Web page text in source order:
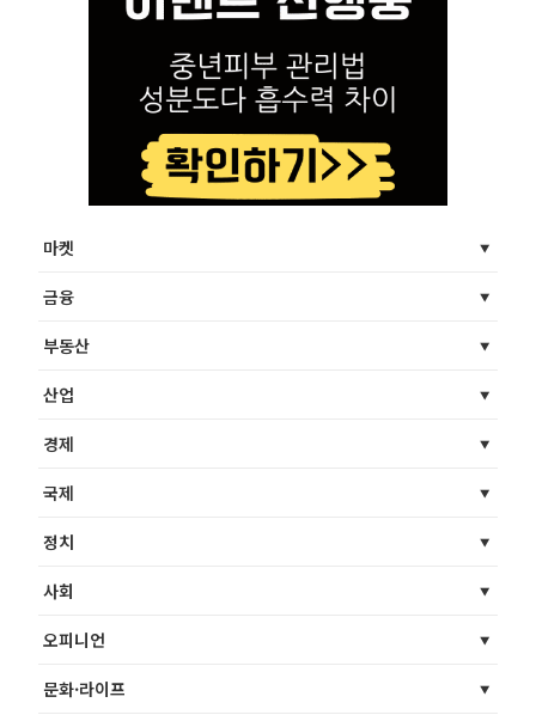
마켓
금융
부동산
산업
경제
국제
정치
사회
오피니언
문화·라이프